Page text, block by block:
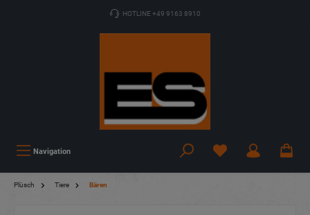
HOTLINE +49 9163 8910
Navigation
Plüsch Tiere Bären